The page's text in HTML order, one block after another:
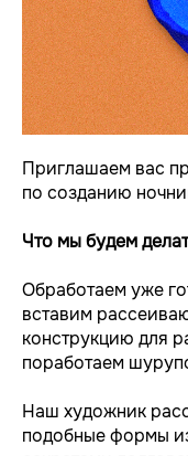
Приглашаем вас
по созданию
Что мы будем
Обработаем уже
вставим
конструкцию для
поработаем
Наш художник
подобные формы